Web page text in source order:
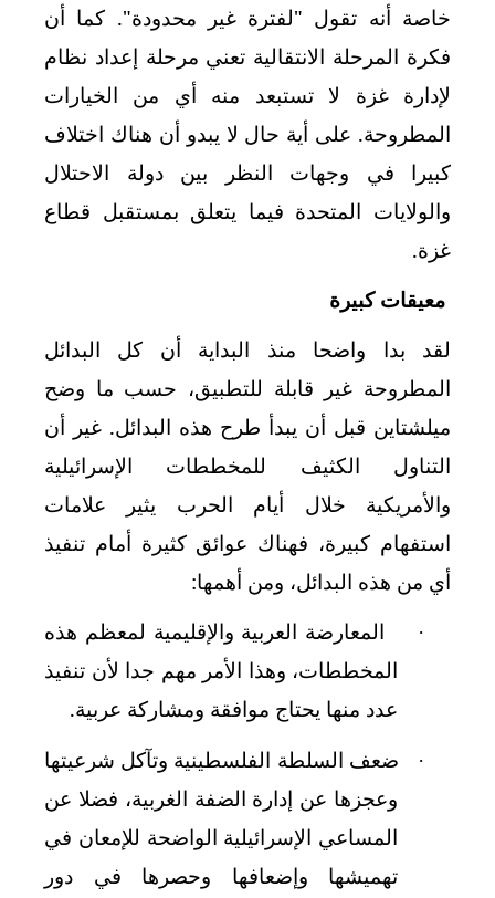
خاصة أنه تقول "لفترة غير محدودة". كما أن
فكرة المرحلة الانتقالية تعني مرحلة إعداد نظام
لإدارة غزة لا تستبعد منه أي من الخيارات
المطروحة. على أية حال لا يبدو أن هناك اختلاف
كبيرا في وجهات النظر بين دولة الاحتلال
والولايات المتحدة فيما يتعلق بمستقبل قطاع
غزة.
معيقات كبيرة
لقد بدا واضحا منذ البداية أن كل البدائل
المطروحة غير قابلة للتطبيق، حسب ما وضح
ميلشتاين قبل أن يبدأ طرح هذه البدائل. غير أن
التناول الكثيف للمخططات الإسرائيلية
والأمريكية خلال أيام الحرب يثير علامات
استفهام كبيرة، فهناك عوائق كثيرة أمام تنفيذ
أي من هذه البدائل، ومن أهمها:
·
المعارضة العربية والإقليمية لمعظم هذه
المخططات، وهذا الأمر مهم جدا لأن تنفيذ
عدد منها يحتاج موافقة ومشاركة عربية.
·
ضعف السلطة الفلسطينية وتآكل شرعيتها
وعجزها عن إدارة الضفة الغربية، فضلا عن
المساعي الإسرائيلية الواضحة للإمعان في
تهميشها وإضعافها وحصرها في دور